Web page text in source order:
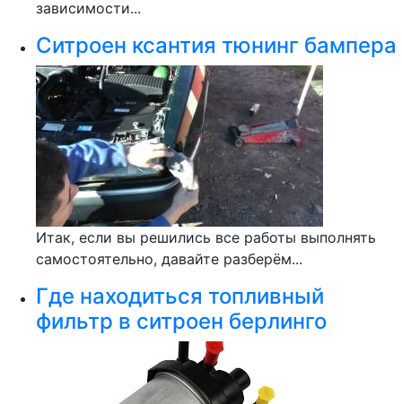
зависимости...
Ситроен ксантия тюнинг бампера
Итак, если вы решились все работы выполнять
самостоятельно, давайте разберём...
Где находиться топливный
фильтр в ситроен берлинго